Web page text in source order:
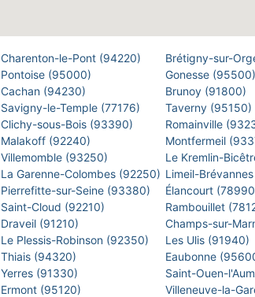
Charenton-le-Pont (94220)
Pontoise (95000)
Cachan (94230)
Savigny-le-Temple (77176)
Clichy-sous-Bois (93390)
Malakoff (92240)
Villemomble (93250)
La Garenne-Colombes (92250)
Pierrefitte-sur-Seine (93380)
Saint-Cloud (92210)
Draveil (91210)
Le Plessis-Robinson (92350)
Thiais (94320)
Yerres (91330)
Ermont (95120)
Brétigny-sur-
Gonesse (95500)
Brunoy (91800)
Taverny (95150)
Romainville
Montfermeil
Le Kremlin-
Limeil-
Élancourt
Rambouillet
Champs-sur-
Les Ulis (91940)
Eaubonne
Saint-Ouen-
Villeneuve-la-